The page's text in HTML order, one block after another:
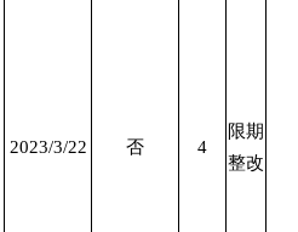
2023/3/22 否 4
限期
整改